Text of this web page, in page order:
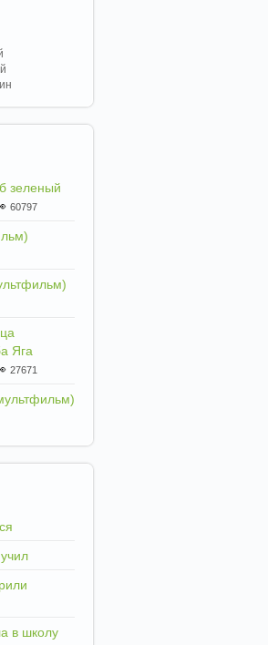
зеленый
60797
Яга
27671
в школу